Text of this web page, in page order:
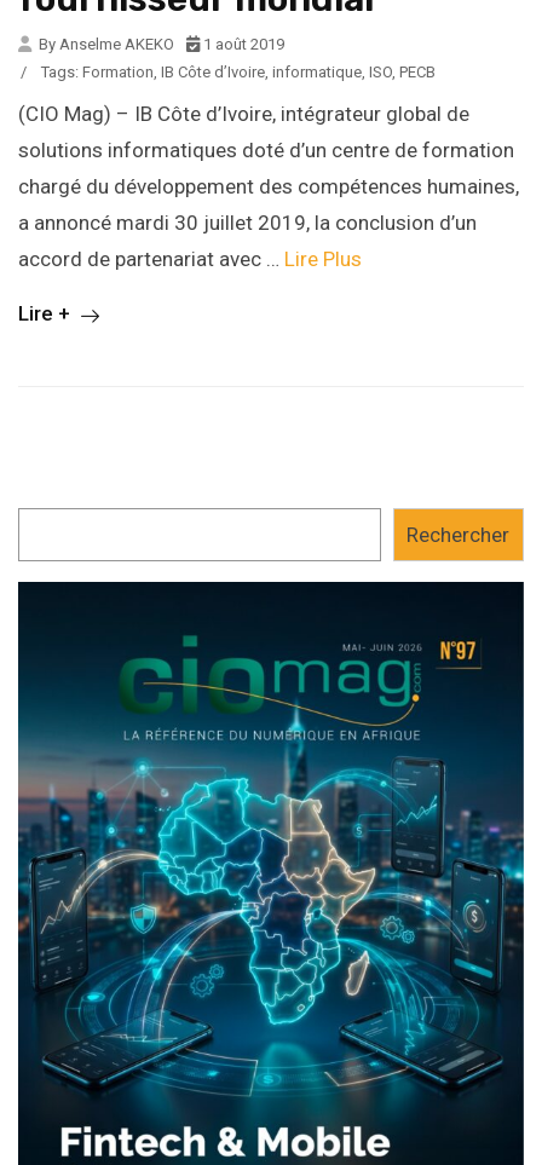
By Anselme AKEKO
1 août 2019
/
Tags: Formation IB Côte d’Ivoire informatique ISO PECB
(CIO Mag) – IB Côte d’Ivoire, intégrateur global de
solutions informatiques doté d’un centre de formation
chargé du développement des compétences humaines,
a annoncé mardi 30 juillet 2019, la conclusion d’un
accord de partenariat avec … Lire Plus
Lire +
Rechercher